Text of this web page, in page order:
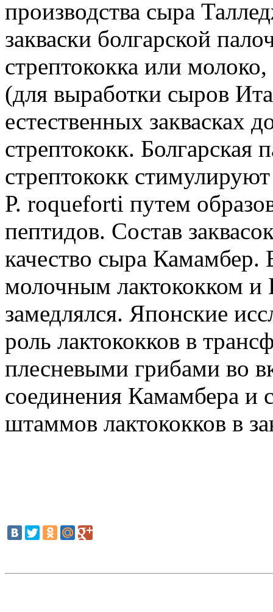
производства сыра
закваски болгарской
стрептококка или
(для выработки сыров
естественных заквасках
стрептококк.
стрептококк
Р. roqueforti путем
пептидов. Состав
качество сыра Камамбер.
молочным лактококком и
замедлялся. Японские
роль лактококков в
плесневыми грибами во
соединения Камамбера и
штаммов лактококков в